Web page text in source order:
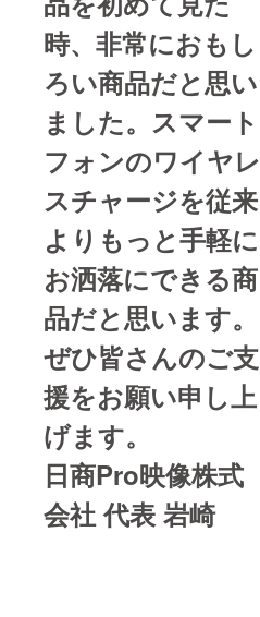
時、非常におもし
ろい商品だと思い
ました。スマート
フォンのワイヤレ
スチャージを従来
よりもっと手軽に
お洒落にできる商
品だと思います。
ぜひ皆さんのご支
援をお願い申し上
げます。
日商Pro映像株式
会社 代表 岩崎